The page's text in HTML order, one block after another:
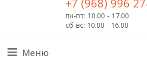
+7 (968) 996
пн-пт: 10.00 - 17.00
сб-вс: 10.00 - 16.00
Меню